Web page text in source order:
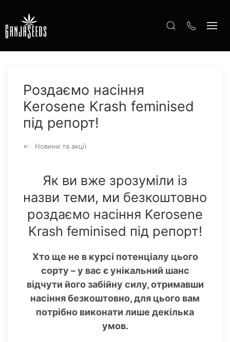
Роздаємо насіння
Kerosene Krash feminised
під репорт!
Новини та акції
Як ви вже зрозуміли із
назви теми, ми безкоштовно
роздаємо насіння Kerosene
Krash feminised під репорт!
Хто ще не в курсі потенціалу цього
сорту – у вас є унікальний шанс
відчути його забійну силу, отримавши
насіння безкоштовно, для цього вам
потрібно виконати лише декілька
умов.